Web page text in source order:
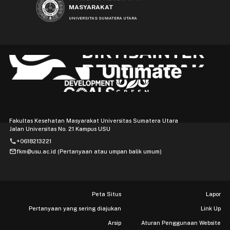
MASYARAKAT
UNIVERSITAS SUMATERA UTARA
Fakultas Kesehatan Masyarakat Universitas Sumatera Utara
Jalan Universitas No. 21 Kampus USU
phone+0618213221
mailfkm@usu.ac.id (Pertanyaan atau umpan balik umum)
Peta Situs Lapor
Pertanyaan yang sering diajukan Link Up
Arsip Aturan Penggunaan Website